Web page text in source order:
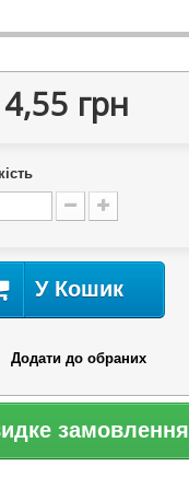
грн
У Кошик
Додати до обраних
замовлення